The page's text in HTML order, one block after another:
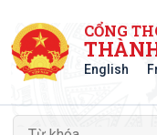
CỔNG
English